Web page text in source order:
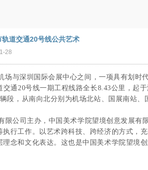
轨道交通20号线公共艺术
28
场与深圳国际会展中心之间，一项具有划时
交通20号线一期工程线路全长8.43公里，起
段，从南向北分别为机场北站、国展南站、
公司主办，中国美术学院望境创意发展有
行工作。以艺术跨科技、跨经济的方式，
念和文化表达。这也是中国美术学院望境